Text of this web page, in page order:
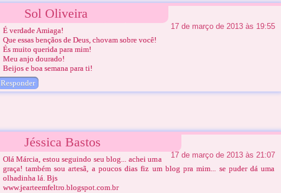
Sol Oliveira
17 de março de 2013 às 19:55
É verdade Amiaga!
Que essas bençãos de Deus, chovam sobre você!
És muito querida para mim!
Meu anjo dourado!
Beijos e boa semana para ti!
Responder
Jéssica Bastos
17 de março de 2013 às 21:07
Olá Márcia, estou seguindo seu blog... achei uma
graça! também sou artesã, a poucos dias fiz um blog pra mim... se puder dá uma
olhadinha lá. Bjs
www.jearteemfeltro.blogspot.com.br